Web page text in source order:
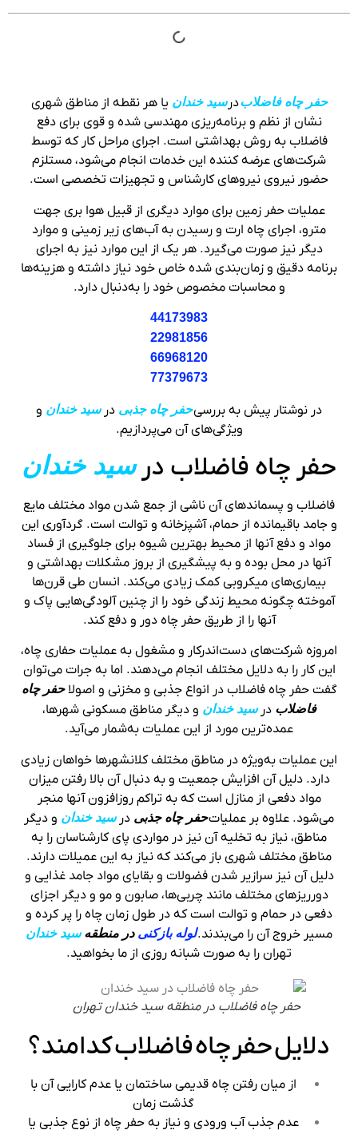
حفر چاه فاضلابدرسید خندان یا هر نقطه از مناطق شهری
نشان از نظم و برنامه‌ریزی مهندسی شده و قوی برای دفع
فاضلاب به روش بهداشتی است. اجرای مراحل کار که توسط
شرکت‌های عرضه کننده این خدمات انجام می‌شود، مستلزم
حضور نیروی نیروهای کارشناس و تجهیزات تخصصی است.
عملیات حفر زمین برای موارد دیگری از قبیل هوا بری جهت
مترو، اجرای چاه ارت و رسیدن به آب‌های زیر زمینی و موارد
دیگر نیز صورت می‌گیرد. هر یک از این موارد نیز به اجرای
برنامه دقیق و زمان‌بندی شده خاص خود نیاز داشته و هزینه‌ها
و محاسبات مخصوص خود را به‌دنبال دارد.
44173983
22981856
66968120
77379673
در نوشتار پیش به بررسیحفر چاه جذبی درسید خندان و
ویژگی‌های آن می‌پردازیم.
حفر چاه فاضلاب درسید خندان
فاضلاب و پسماندهای آن ناشی از جمع شدن مواد مختلف مایع
و جامد باقیمانده از حمام، آشپزخانه و توالت است. گردآوری این
مواد و دفع آنها از محیط بهترین شیوه برای جلوگیری از فساد
آنها در محل بوده و به پیشگیری از بروز مشکلات بهداشتی و
بیماری‌های میکروبی کمک زیادی می‌کند. انسان طی قرن‌ها
آموخته چگونه محیط زندگی خود را از چنین آلودگی‌هایی پاک و
آنها را از طریق حفر چاه دور و دفع کند.
امروزه شرکت‌های دست‌اندرکار و مشغول به عملیات حفاری چاه،
این کار را به دلایل مختلف انجام می‌دهند. اما به جرات می‌توان
گفت حفر چاه فاضلاب در انواع جذبی و مخزنی و اصولا حفر چاه
فاضلاب درسید خندان و دیگر مناطق مسکونی شهرها،
عمده‌ترین مورد از این عملیات به‌شمار می‌آید.
این عملیات به‌ویژه در مناطق مختلف کلانشهرها خواهان زیادی
دارد. دلیل آن افزایش جمعیت و به دنبال آن بالا رفتن میزان
مواد دفعی از منازل است که به تراکم روزافزون آنها منجر
می‌شود. علاوه بر عملیاتحفر چاه جذبی درسید خندان و دیگر
مناطق، نیاز به تخلیه آن نیز در مواردی پای کارشناسان را به
مناطق مختلف شهری باز می‌کند که نیاز به این عمیلات دارند.
دلیل آن نیز سرازیر شدن فضولات و بقایای مواد جامد غذایی و
دورریزهای مختلف مانند چربی‌ها، صابون و مو و دیگر اجزای
دفعی در حمام و توالت است که در طول زمان چاه را پر کرده و
مسیر خروج آن را می‌بندند.لوله بازکنی در منطقهسید خندان
تهران را به صورت شبانه روزی از ما بخواهید.
حفر چاه فاضلاب در منطقه سید خندان تهران
دلایل حفر چاه فاضلاب کدامند؟
از میان رفتن چاه قدیمی ساختمان یا عدم کارایی آن با
گذشت زمان
عدم جذب آب ورودی و نیاز به حفر چاه از نوع جذبی یا